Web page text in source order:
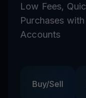
Low Fees,
Purchases
Accounts
Buy/Sell